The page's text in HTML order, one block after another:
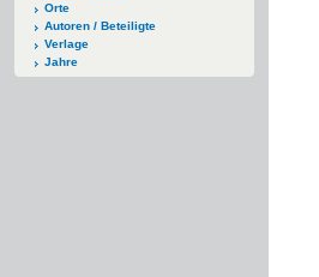
Orte
Autoren / Beteiligte
Verlage
Jahre